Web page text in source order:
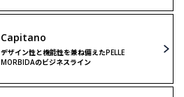
Capitano
デザイン性と機能性を兼ね備えたPELLE
MORBIDAのビジネスライン